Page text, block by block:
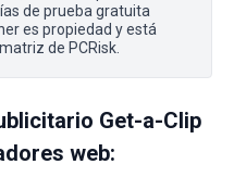
de prueba gratuita
es propiedad y está
de PCRisk.
Get-a-Clip
web: